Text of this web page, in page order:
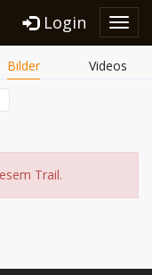
Login
Bilder Videos
Trail.